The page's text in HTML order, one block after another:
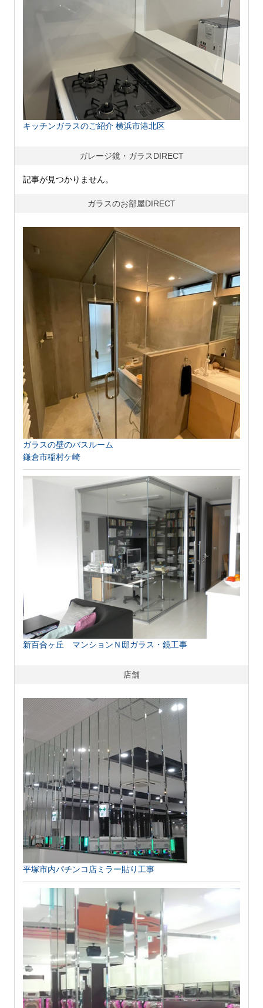
キッチンガラスのご紹介 横浜市港北区
ガレージ鏡・ガラスDIRECT
記事が見つかりません。
ガラスのお部屋DIRECT
ガラスの壁のバスルーム
鎌倉市稲村ケ崎
新百合ヶ丘 マンションＮ邸ガラス・鏡工事
店舗
平塚市内パチンコ店ミラー貼り工事